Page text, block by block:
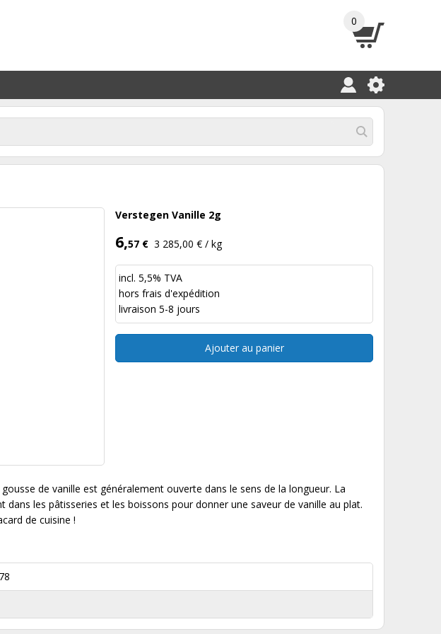
0
Verstegen Vanille 2g
6,57 € 3 285,00 € / kg
incl. 5,5% TVA
hors frais d'expédition
livraison 5-8 jours
Ajouter au panier
de vanille est généralement ouverte dans le sens de la longueur. La
les pâtisseries et les boissons pour donner une saveur de vanille au plat.
de cuisine !